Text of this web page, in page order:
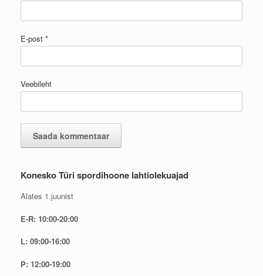
E-post *
Veebileht
Konesko Türi spordihoone lahtiolekuajad
Alates 1.juunist
E-R: 10:00-20:00
L: 09:00-16:00
P: 12:00-19:00